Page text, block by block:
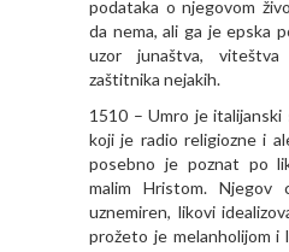
podataka o njegovom
da nema, ali ga je epska
uzor junaštva,
zaštitnika nejakih.
1510 – Umro je italijanski
koji je radio religiozne i
posebno je poznat po
malim Hristom.
uznemiren, likovi
prožeto je melanholijom i